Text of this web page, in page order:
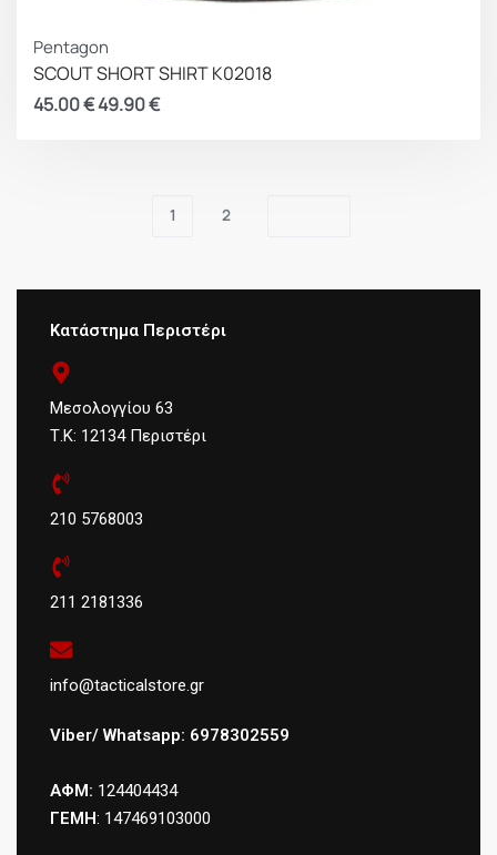
Pentagon
SCOUT SHORT SHIRT K02018
45.00€49.90€
1 2
Κατάστημα Περιστέρι
Μεσολογγίου 63
Τ.Κ: 12134 Περιστέρι
210 5768003
211 2181336
info@tacticalstore.gr
Viber/ Whatsapp: 6978302559
ΑΦΜ: 124404434
ΓΕΜΗ: 147469103000